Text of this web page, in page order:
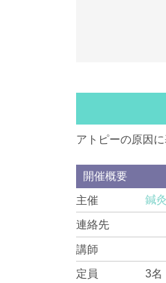
アトピーの原因
開催概要
主催 鍼
連絡先
講師
定員 3名